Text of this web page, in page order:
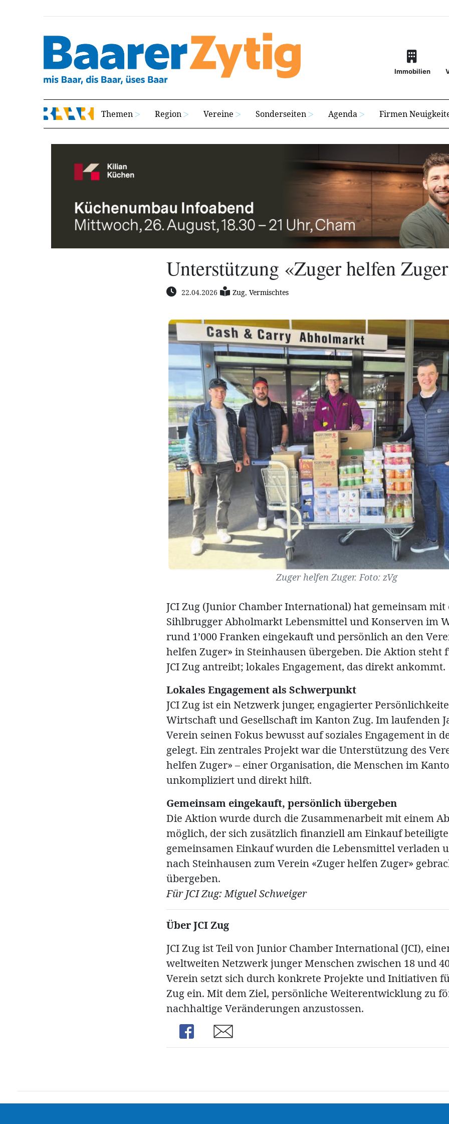
Immobilien
Themen Region Vereine Sonderseiten Agenda Firmen
Unterstützung «Zuger helfen
22.04.2026 Zug, Vermischtes
Zuger helfen Zuger. Foto: zVg
JCI Zug (Junior Chamber International) hat gemeinsam mit
Sihlbrugger Abholmarkt Lebensmittel und Konserven im
rund 1’000 Franken eingekauft und persönlich an den
helfen Zuger» in Steinhausen übergeben. Die Aktion steht
JCI Zug antreibt; lokales Engagement, das direkt ankommt.
Lokales Engagement als Schwerpunkt
JCI Zug ist ein Netzwerk junger, engagierter
Wirtschaft und Gesellschaft im Kanton Zug. Im laufenden
Verein seinen Fokus bewusst auf soziales Engagement in
gelegt. Ein zentrales Projekt war die Unterstützung des
helfen Zuger» – einer Organisation, die Menschen im
unkompliziert und direkt hilft.
Gemeinsam eingekauft, persönlich übergeben
Die Aktion wurde durch die Zusammenarbeit mit einem
möglich, der sich zusätzlich finanziell am Einkauf
gemeinsamen Einkauf wurden die Lebensmittel verladen
nach Steinhausen zum Verein «Zuger helfen Zuger»
übergeben.
Für JCI Zug: Miguel Schweiger
Über JCI Zug
JCI Zug ist Teil von Junior Chamber International (JCI),
weltweiten Netzwerk junger Menschen zwischen 18 und
Verein setzt sich durch konkrete Projekte und Initiativen
Zug ein. Mit dem Ziel, persönliche Weiterentwicklung zu
nachhaltige Veränderungen anzustossen.
Share
Share